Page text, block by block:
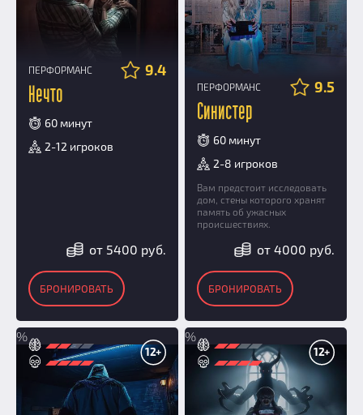
ПЕРФОРМАНС 9.4
Нечто
60 минут
2-12 игроков
от 5400 руб.
БРОНИРОВАТЬ
ПЕРФОРМАНС 9.5
Синистер
60 минут
2-8 игроков
Вам предстоит исследовать
дом, стены которого хранят
память об ужасных
происшествиях.
от 4000 руб.
БРОНИРОВАТЬ
%
12+
%
12+